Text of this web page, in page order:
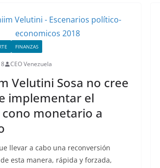
FINANZAS
CEO Venezuela
Velutini Sosa no cree
implementar el
monetario a
llevar a cabo una reconversión
esta manera, rápida y forzada,